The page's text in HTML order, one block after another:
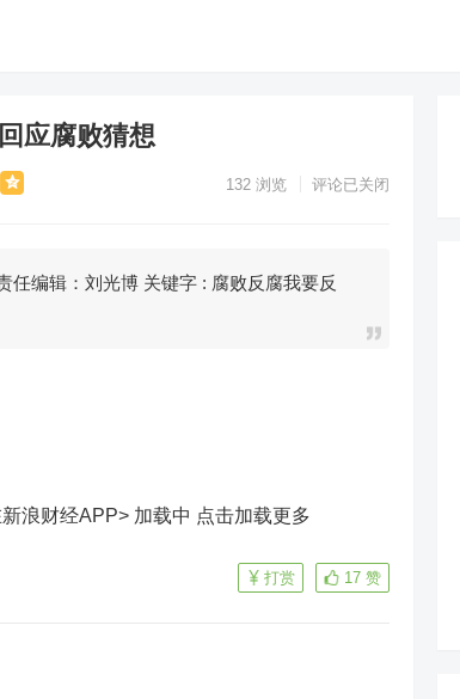
应腐败猜想
132 浏览 评论已关闭
任编辑：刘光博 关键字 : 腐败反腐我要反
浪财经APP> 加载中 点击加载更多
17 赞
打赏